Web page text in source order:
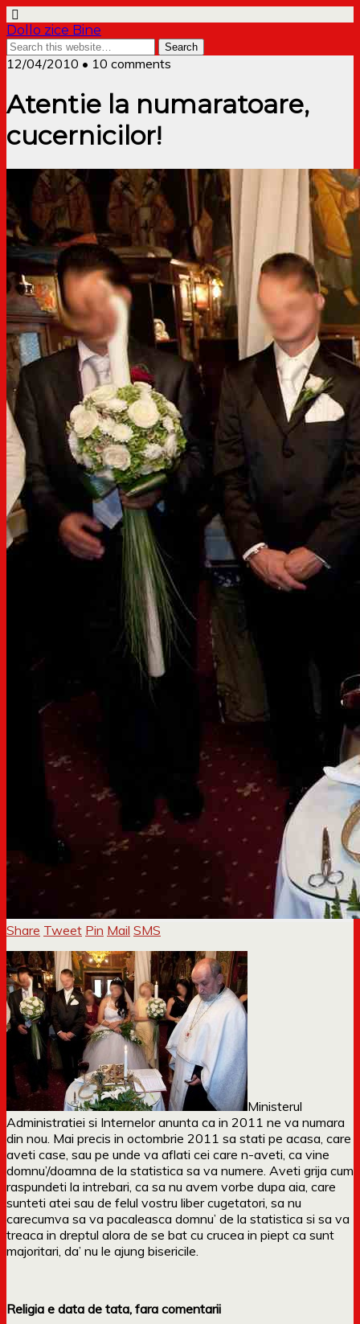
Dollo zice Bine
12/04/2010 • 10 comments
Atentie la numaratoare,
cucernicilor!
Share Tweet Pin Mail SMS
Ministerul
Administratiei si Internelor anunta ca in 2011 ne va numara
din nou. Mai precis in octombrie 2011 sa stati pe acasa, care
aveti case, sau pe unde va aflati cei care n-aveti, ca vine
domnu’/doamna de la statistica sa va numere. Aveti grija cum
raspundeti la intrebari, ca sa nu avem vorbe dupa aia, care
sunteti atei sau de felul vostru liber cugetatori, sa nu
carecumva sa va pacaleasca domnu’ de la statistica si sa va
treaca in dreptul alora de se bat cu crucea in piept ca sunt
majoritari, da’ nu le ajung bisericile.
Religia e data de tata, fara comentarii